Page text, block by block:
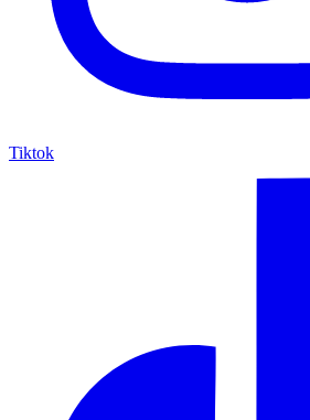
Tiktok